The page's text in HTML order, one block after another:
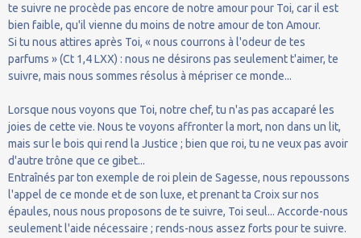
te suivre ne procède pas encore de notre amour pour Toi, car il est
bien faible, qu'il vienne du moins de notre amour de ton Amour.
Si tu nous attires après Toi, « nous courrons à l'odeur de tes
parfums » (Ct 1,4 LXX) : nous ne désirons pas seulement t'aimer, te
suivre, mais nous sommes résolus à mépriser ce monde...
Lorsque nous voyons que Toi, notre chef, tu n'as pas accaparé les
joies de cette vie. Nous te voyons affronter la mort, non dans un lit,
mais sur le bois qui rend la Justice ; bien que roi, tu ne veux pas avoir
d'autre trône que ce gibet...
Entraînés par ton exemple de roi plein de Sagesse, nous repoussons
l'appel de ce monde et de son luxe, et prenant ta Croix sur nos
épaules, nous nous proposons de te suivre, Toi seul... Accorde-nous
seulement l'aide nécessaire ; rends-nous assez forts pour te suivre.